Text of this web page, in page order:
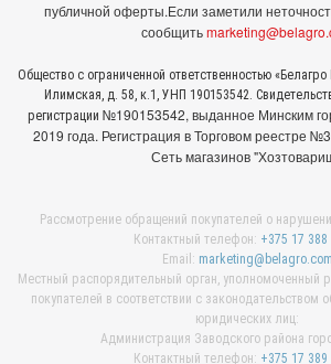
публичной оферты.Если заметили
сообщить
Общество с ограниченной ответственностью
Илимская, д. 58, к.1, УНП 190153542.
регистрации №190153542, выданное Минcким
2019 года. Регистрация в Торговом реестре
Сеть магазинов
Рассмотрение обращений покупателей о
Контактный телефон: +375 17 388
Email: marketing@belagro.com
Местный распорядительный орган, уполномоченный
покупателей в соответствии с законодательством
юридических лиц:
Администрация Заводского района
Контактный телефон: +375 17 389